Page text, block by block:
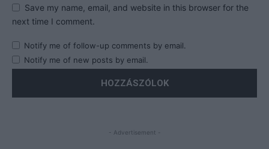
Save my name, email, and website in this browser for the
next time I comment.
Notify me of follow-up comments by email.
Notify me of new posts by email.
- Advertisement -